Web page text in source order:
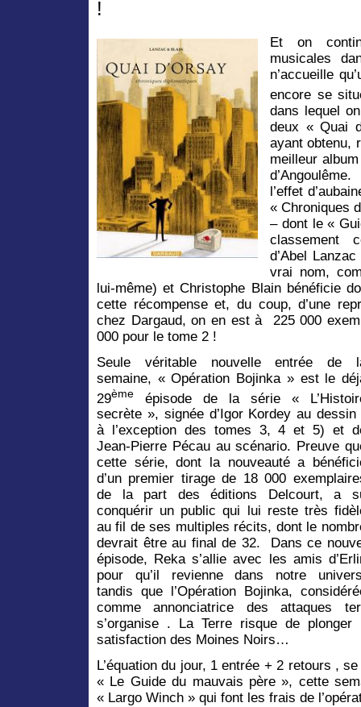
!
Et on
musicales
n’accueille
encore se
dans lequel
deux « Quai
ayant obtenu,
meilleur
l’effet
« Chroniques
– dont le «
classement
d’Abel
vrai nom,
lui-même) et Christophe Blain bénéficie
cette récompense et, du coup, d’une
chez Dargaud, on en est à 225 000
000 pour le tome 2 !
Seule véritable nouvelle entrée de
semaine, « Opération Bojinka » est le
29ème épisode de la série «
secrète », signée d’Igor Kordey au dessin
à l’exception des tomes 3, 4 et 5) et
Jean-Pierre Pécau au scénario. Preuve
cette série, dont la nouveauté a
d’un premier tirage de 18 000
de la part des éditions Delcourt, a
conquérir un public qui lui reste très
au fil de ses multiples récits, dont le
devrait être au final de 32. Dans ce
épisode, Reka s’allie avec les amis
pour qu’il revienne dans notre
tandis que l’Opération Bojinka,
comme annonciatrice des attaques
s’organise . La Terre risque de
satisfaction des Moines Noirs…
L’équation du jour, 1 entrée + 2 retours ,
« Le Guide du mauvais père », cette
« Largo Winch » qui font les frais de